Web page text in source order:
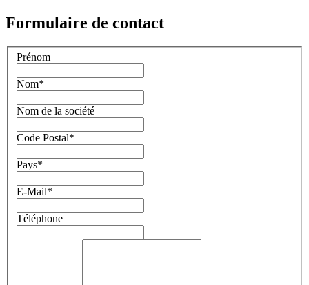
Formulaire de contact
Prénom
Nom*
Nom de la société
Code Postal*
Pays*
E-Mail*
Téléphone